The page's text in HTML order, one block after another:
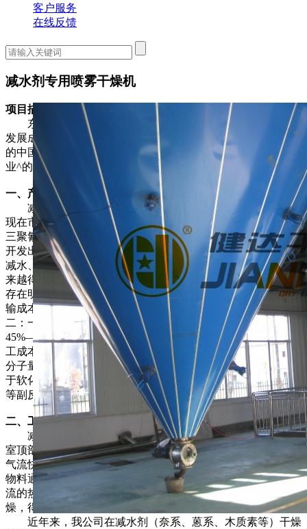
客户服务
在线反馈
减水剂专用喷雾干燥机
项目描述：
东方雨虹防水技术股份有限公司成立于1998年3月，现已
发展成为一家集防水材料研发、制造、销售及施工服务于一体
的中国防水行业龙头企业，是国家高新技术企业、中国防水行
业^的上市公司(SZ002271)。
一、产品概述：
减水剂的发展有着悠久的历史，从早期的木质素磺酸盐到
现在市场上通用的β—萘磺酸甲醛缩合物钠盐（SNF）和磺化
三聚氰胺甲醛缩合物钠盐（SMF）高效减水剂，如今国内外又
开发出新一代高效的聚羧酸高分子减水剂，它具有低掺性、高
减水、高增强、低碱、低收缩、高保坍、绿色环保等特点，越
来越得到市场的青睐。但由于工艺路线的特点，聚羧酸减水剂
存在明显的缺点，就是市场上都是22%水溶液供货，长距离运
输成本很高，没法供应需要粉体的干粉砂浆等领域。原因有
二：一是由于聚羧酸减水剂聚合工艺导致它含水量高，一般在
45%—78%之间，要将它制成粉体需要很高的能耗，昂贵的加
工成本给它的深加工带来很大困难；二是由于聚羧酸减水剂的
分子量相对较小，干燥后粉体的软化点低，加工温度长时间高
于软化点时，会导致该减水剂的反应性基团可能发生亚酰胺化
等副反应，导致产品外观黄变，同时对混凝土分散性下降。
二、工程原理：
减水剂专用干燥机由热风炉燃烧产生的高温热风，从干燥
室顶部蜗壳通道进入，在热风分配器的作用下产生均匀旋转的
气流快速进入干燥室内，并保持塔内布风均匀。减水剂等液体
物料通过高速旋转的雾化器，产生分散微细的料雾，料雾与旋
流的热空气接触，水分迅速蒸发，在极短的时间内物料得以干
燥，得到中空、壁薄的球状产品，该产品在水中能迅速溶解。
近年来，我公司在减水剂（奈系、蒽系、木质素等）干燥